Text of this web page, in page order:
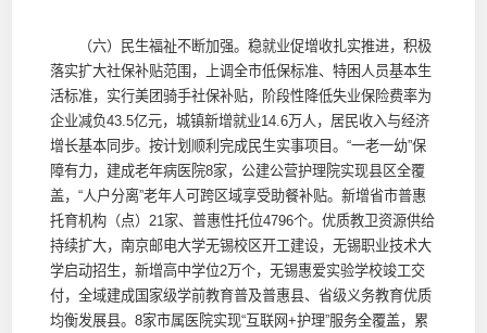
（六）民生福祉不断加强。稳就业促增收扎实推进，积极
落实扩大社保补贴范围，上调全市低保标准、特困人员基本生
活标准，实行美团骑手社保补贴，阶段性降低失业保险费率为
企业减负43.5亿元，城镇新增就业14.6万人，居民收入与经济
增长基本同步。按计划顺利完成民生实事项目。“一老一幼”保
障有力，建成老年病医院8家，公建公营护理院实现县区全覆
盖，“人户分离”老年人可跨区域享受助餐补贴。新增省市普惠
托育机构（点）21家、普惠性托位4796个。优质教卫资源供给
持续扩大，南京邮电大学无锡校区开工建设，无锡职业技术大
学启动招生，新增高中学位2万个，无锡惠爱实验学校竣工交
付，全域建成国家级学前教育普及普惠县、省级义务教育优质
均衡发展县。8家市属医院实现“互联网+护理”服务全覆盖，累